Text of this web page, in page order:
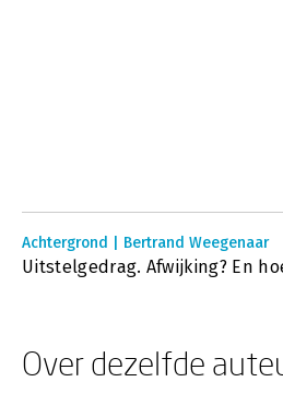
Achtergrond | Bertrand Weegenaar
Uitstelgedrag. Afwijking? En
Over dezelfde